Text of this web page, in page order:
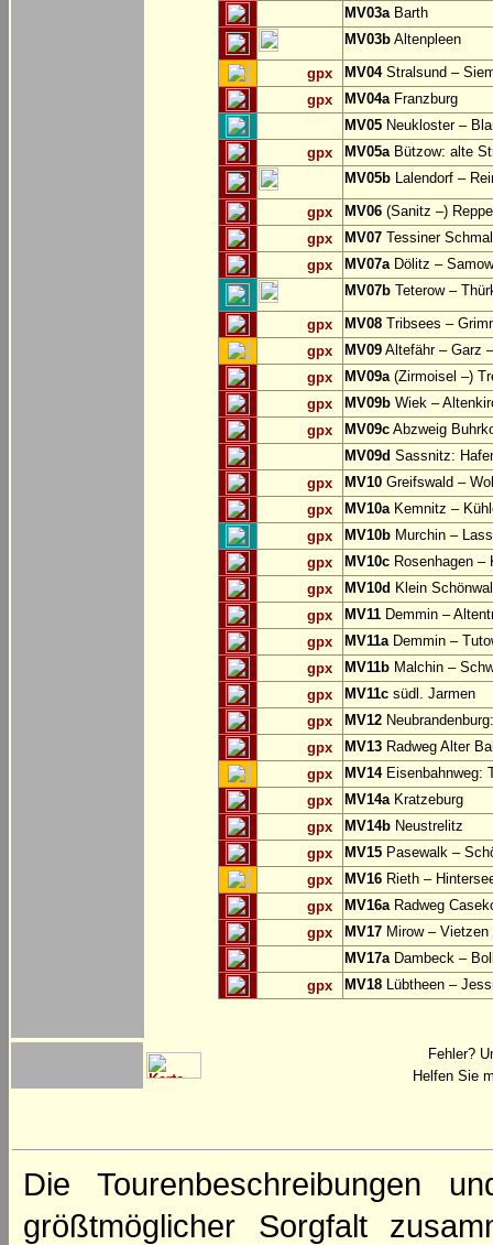
MV03aBarth
MV03b Altenpleen
gpx MV04Stralsund –
gpx
MV04aFranzburg
MV05 Neukloster –
gpx
MV05aBützow: alte
MV05b Lalendorf –
gpx MV06 (Sanitz –)
gpx
MV07 Tessiner
gpx
MV07aDölitz – Samow
MV07b Teterow –
gpx MV08 Tribsees –
gpx
MV09 Altefähr – Garz
gpx
MV09a(Zirmoisel –)
gpx
MV09b Wiek –
gpx
MV09c Abzweig
MV09d Sassnitz:
gpx
MV10 Greifswald –
gpx
MV10aKemnitz –
gpx
MV10b Murchin –
gpx
MV10c Rosenhagen –
gpx
MV10d Klein
gpx
MV11 Demmin –
gpx
MV11aDemmin –
gpx
MV11b Malchin –
gpx
MV11c südl. Jarmen
gpx
MV12
gpx
MV13 Radweg Alter
gpx
MV14Eisenbahnweg:
gpx
MV14aKratzeburg
gpx
MV14b Neustrelitz
gpx
MV15 Pasewalk –
gpx
MV16 Rieth –
gpx
MV16aRadweg
gpx
MV17 Mirow – Vietzen
MV17aDambeck –
gpx
MV18 Lübtheen –
Fehler?
Helfen Sie
Die Tourenbeschreibungen
größtmöglicher Sorgfalt